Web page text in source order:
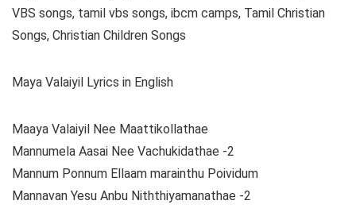
VBS songs, tamil vbs songs, ibcm camps, Tamil Christian
Songs, Christian Children Songs
Maya Valaiyil Lyrics in English
Maaya Valaiyil Nee Maattikollathae
Mannumela Aasai Nee Vachukidathae -2
Mannum Ponnum Ellaam marainthu Poividum
Mannavan Yesu Anbu Niththiyamanathae -2